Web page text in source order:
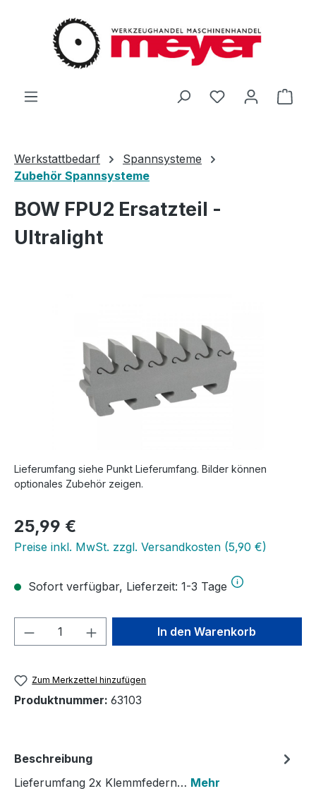
Zum Hauptinhalt springen
Du hast 0
Werkstattbedarf
Spannsysteme
Zubehör Spannsysteme
BOW FPU2 Ersatzteil -
Ultralight
Lieferumfang siehe Punkt Lieferumfang. Bilder können
optionales Zubehör zeigen.
Regulärer Preis:
25,99 €
Preise inkl. MwSt. zzgl. Versandkosten (5,90 €)
Sofort verfügbar, Lieferzeit: 1-3 Tage
Produkt Anzahl: Gib denIn den Warenkorb
Zum Merkzettel hinzufügen
Produktnummer: 63103
Beschreibung
Lieferumfang 2x Klemmfedern… Mehr